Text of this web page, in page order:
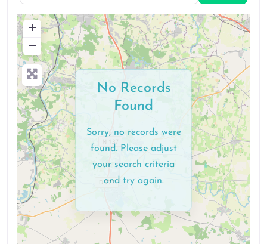
+
−
No Records
Found
Sorry, no records were
found. Please adjust
your search criteria
and try again.